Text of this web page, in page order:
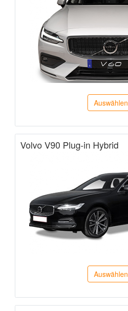
Auswählen
Volvo V90 Plug-in Hybrid
Auswählen